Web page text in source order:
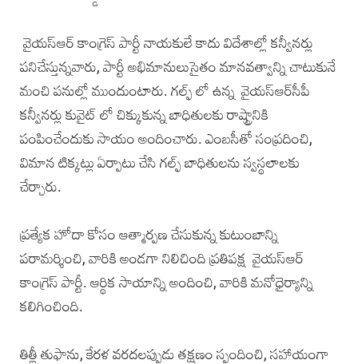
వైయ‌స్ఆర్‌ కాంగ్రెస్ పార్టీ నాయకులే కాదు విదేశాల్లో కన్వీనర్లు
పనిచేస్తున్నవారు, పార్టీ అభిమానులుసైతం మానవత్వాన్ని చాటుకునే
మంచి పనుల్లో ముందుంటారు. గల్ఫ్ లో ఉన్న వైయ‌స్ఆర్‌సీపీ
కన్వీనర్లు కువైట్ లో చిక్కుకున్న బాధితులకు రాష్ట్రానికి
పంపించేందుకు సాయం అందించారు. ఎంబసీతో సంప్రదించి,
విమాన టిక్కట్లు ఏర్పాటు చేసి గల్ఫ్ బాధితులను స్వస్థలాలకు
చేర్చారు.
ప్రత్యేక హోదా కోసం ఆత్మార్పణ చేసుకున్న కుటుంబాన్ని
పరామర్శించి, వారికి అండగా నిలిచింది ప్రతిపక్ష వైయ‌స్ఆర్‌
కాంగ్రెస్ పార్టీ. ఆర్థిక సాయాన్ని అందించి, వారికి మనోధైర్యాన్ని
కలిగించింది.
తిత్లీ తుఫాను, కేరళ వరదలప్పుడు తక్షణం స్పందించి, సహాయంగా